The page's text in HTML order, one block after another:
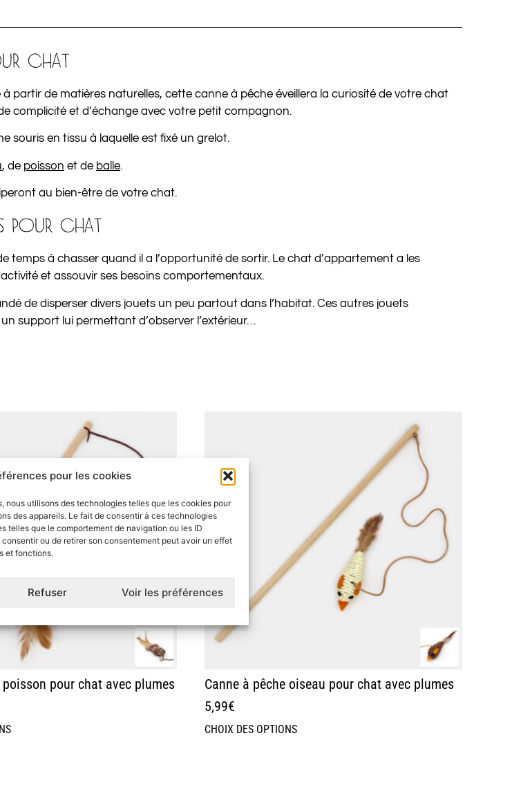
pour les cookies
nous utilisons des technologies telles que les cookies pour
des appareils. Le fait de consentir à ces technologies
telles que le comportement de navigation ou les ID
ou de retirer son consentement peut avoir un effet
et fonctions.
Refuser Voir les préférences
CHAT
partir de matières naturelles, cette canne à pêche éveillera la curiosité de votre chat
complicité et d’échange avec votre petit compagnon.
souris en tissu à laquelle est fixé un grelot.
, de poisson et de balle.
au bien-être de votre chat.
POUR CHAT
à chasser quand il a l’opportunité de sortir. Le chat d’appartement a les
et assouvir ses besoins comportementaux.
de disperser divers jouets un peu partout dans l’habitat. Ces autres jouets
support lui permettant d’observer l’extérieur…
poisson pour chat avec plumes
Canne à pêche oiseau pour chat avec plumes
5,99€
CHOIX DES OPTIONS